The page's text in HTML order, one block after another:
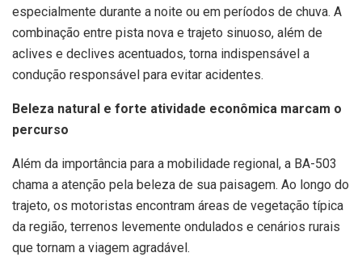
especialmente durante a noite ou em períodos de chuva. A
combinação entre pista nova e trajeto sinuoso, além de
aclives e declives acentuados, torna indispensável a
condução responsável para evitar acidentes.
Beleza natural e forte atividade econômica marcam o
percurso
Além da importância para a mobilidade regional, a BA-503
chama a atenção pela beleza de sua paisagem. Ao longo do
trajeto, os motoristas encontram áreas de vegetação típica
da região, terrenos levemente ondulados e cenários rurais
que tornam a viagem agradável.